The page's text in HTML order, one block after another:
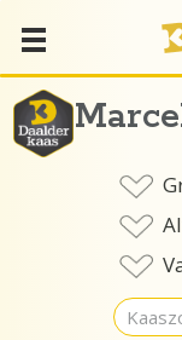
naar
de
inhoud